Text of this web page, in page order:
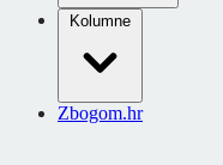
Kolumne
Zbogom.hr